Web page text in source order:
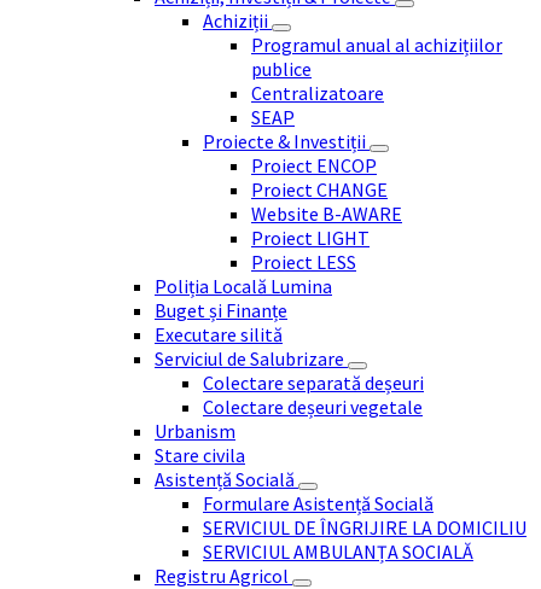
Achiziții
Programul anual al achizițiilor
publice
Centralizatoare
SEAP
Proiecte & Investiții
Proiect ENCOP
Proiect CHANGE
Website B-AWARE
Proiect LIGHT
Proiect LESS
Poliția Locală Lumina
Buget și Finanțe
Executare silită
Serviciul de Salubrizare
Colectare separată deșeuri
Colectare deșeuri vegetale
Urbanism
Stare civila
Asistență Socială
Formulare Asistență Socială
SERVICIUL DE ÎNGRIJIRE LA DOMICILIU
SERVICIUL AMBULANȚA SOCIALĂ
Registru Agricol